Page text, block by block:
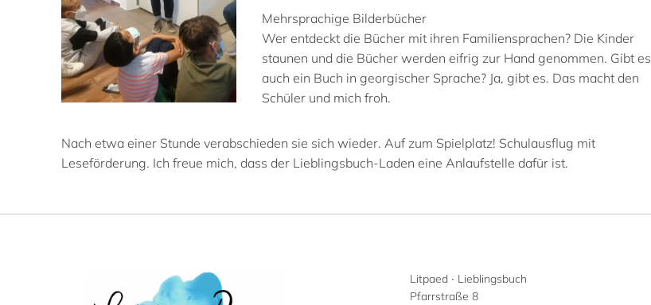
Mehrsprachige Bilderbücher
Wer entdeckt die Bücher mit ihren Familiensprachen? Die Kinder
staunen und die Bücher werden eifrig zur Hand genommen. Gibt es
auch ein Buch in georgischer Sprache? Ja, gibt es. Das macht den
Schüler und mich froh.
Nach etwa einer Stunde verabschieden sie sich wieder. Auf zum Spielplatz! Schulausflug mit
Leseförderung. Ich freue mich, dass der Lieblingsbuch-Laden eine Anlaufstelle dafür ist.
Litpaed ∙ Lieblingsbuch
Pfarrstraße 8